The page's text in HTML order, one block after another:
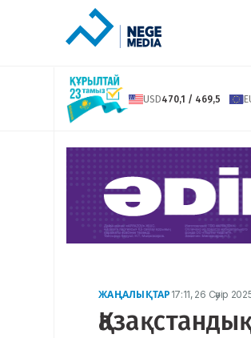
USD470,1 / 469,5
ЖАҢАЛЫҚТАР 17:11, 26 Сәуір